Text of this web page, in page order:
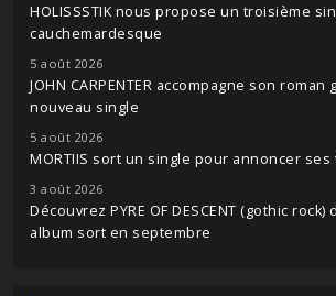
HOLISSSTIK nous propose un troisième
cauchemardesque
5 août 2026
JOHN CARPENTER accompagne son
nouveau single
5 août 2026
MORTIIS sort un single pour annoncer
3 août 2026
Découvrez PYRE OF DESCENT (gothic
album sort en septembre